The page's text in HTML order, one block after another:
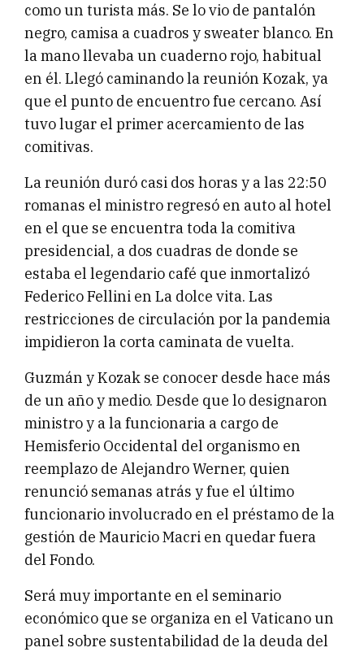
como un turista más. Se lo vio de pantalón
negro, camisa a cuadros y sweater blanco. En
la mano llevaba un cuaderno rojo, habitual
en él. Llegó caminando la reunión Kozak, ya
que el punto de encuentro fue cercano. Así
tuvo lugar el primer acercamiento de las
comitivas.
La reunión duró casi dos horas y a las 22:50
romanas el ministro regresó en auto al hotel
en el que se encuentra toda la comitiva
presidencial, a dos cuadras de donde se
estaba el legendario café que inmortalizó
Federico Fellini en La dolce vita. Las
restricciones de circulación por la pandemia
impidieron la corta caminata de vuelta.
Guzmán y Kozak se conocer desde hace más
de un año y medio. Desde que lo designaron
ministro y a la funcionaria a cargo de
Hemisferio Occidental del organismo en
reemplazo de Alejandro Werner, quien
renunció semanas atrás y fue el último
funcionario involucrado en el préstamo de la
gestión de Mauricio Macri en quedar fuera
del Fondo.
Será muy importante en el seminario
económico que se organiza en el Vaticano un
panel sobre sustentabilidad de la deuda del